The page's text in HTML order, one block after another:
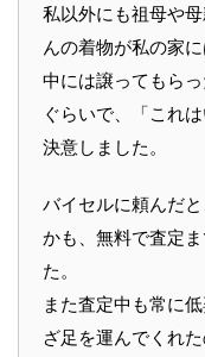
私以外にも祖母や
んの着物が私の家に
中には譲ってもら
ぐらいで、「これ
決意しました。
バイセルに頼んだ
かも、無料で査定
た。
また査定中も常に
ざ足を運んでくれ